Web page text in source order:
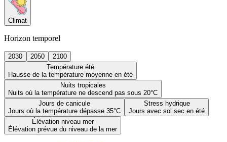
Climat
Horizon temporel
2030 2050
2100
Température été
Hausse de la température moyenne en été
Nuits tropicales
Nuits où la température ne descend pas sous 20°C
Jours de canicule
Jours où la température dépasse 35°C
Stress hydrique
Jours avec sol sec en été
Élévation niveau mer
Élévation prévue du niveau de la mer